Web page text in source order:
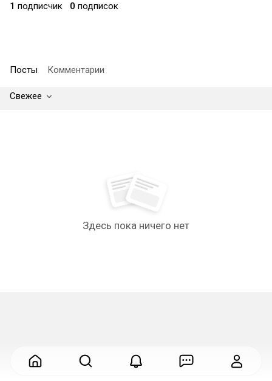
1 подписчик 0 подписок
Посты Комментарии
Свежее
Здесь пока ничего нет